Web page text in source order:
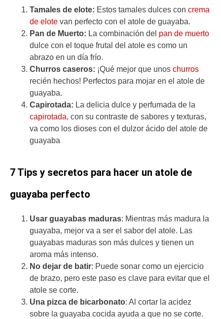
Tamales de elote: Estos tamales dulces con crema
de elote van perfecto con el atole de guayaba.
Pan de Muerto: La combinación del pan de muerto
dulce con el toque frutal del atole es como un
abrazo en un día frío.
Churros caseros: ¡Qué mejor que unos churros
recién hechos! Perfectos para mojar en el atole de
guayaba.
Capirotada: La delicia dulce y perfumada de la
capirotada, con su contraste de sabores y texturas,
va como los dioses con el dulzor ácido del atole de
guayaba
7 Tips y secretos para hacer un atole de
guayaba perfecto
Usar guayabas maduras: Mientras más madura la
guayaba, mejor va a ser el sabor del atole. Las
guayabas maduras son más dulces y tienen un
aroma más intenso.
No dejar de batir: Puede sonar como un ejercicio
de brazo, pero este paso es clave para evitar que el
atole se corte.
Una pizca de bicarbonato: Al cortar la acidez
sobre la guayaba cocida ayuda a que no se corte.